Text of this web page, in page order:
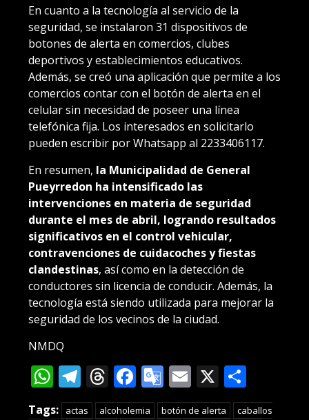
En cuanto a la tecnología al servicio de la
seguridad, se instalaron 31 dispositivos de
botones de alerta en comercios, clubes
deportivos y establecimientos educativos.
Además, se creó una aplicación que permite a los
comercios contar con el botón de alerta en el
celular sin necesidad de poseer una línea
telefónica fija. Los interesados en solicitarlo
pueden escribir por Whatsapp al 2233406117.
En resumen, la Municipalidad de General
Pueyrredon ha intensificado las
intervenciones en materia de seguridad
durante el mes de abril, logrando resultados
significativos en el control vehicular,
contravenciones de cuidacoches y fiestas
clandestinas, así como en la detección de
conductores sin licencia de conducir. Además, la
tecnología está siendo utilizada para mejorar la
seguridad de los vecinos de la ciudad.
NMDQ
WhatsApp
Telegram
Threads
Facebook
Google
Translate
Email
X
Tags: actas alcoholemia botón de alerta
caballos